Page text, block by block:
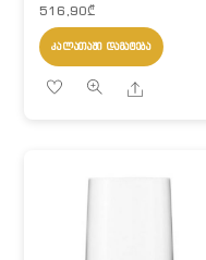
516,90₾
ᲙᲐᲚᲐᲗᲐᲨᲘ ᲓᲐᲛᲐᲢᲔᲑᲐ
Share